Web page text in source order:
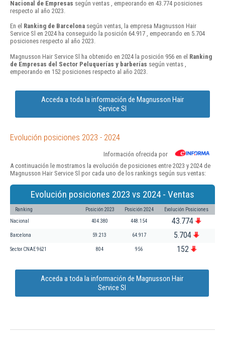
Nacional de Empresas según ventas , empeorando en 43.774 posiciones
respecto al año 2023.
En el Ranking de Barcelona según ventas, la empresa Magnusson Hair
Service Sl en 2024 ha conseguido la posición 64.917 , empeorando en 5.704
posiciones respecto al año 2023.
Magnusson Hair Service Sl ha obtenido en 2024 la posición 956 en el Ranking
de Empresas del Sector Peluquerías y barberías según ventas ,
empeorando en 152 posiciones respecto al año 2023.
Acceda a toda la información de Magnusson Hair
Service Sl
Evolución posiciones 2023 - 2024
Información ofrecida por
A continuación le mostramos la evolución de posiciones entre 2023 y 2024 de
Magnusson Hair Service Sl por cada uno de los rankings según sus ventas:
Evolución posiciones 2023 vs 2024 - Ventas
Ranking Posición 2023 Posición 2024 Evolución Posiciones
Nacional 404.380 448.154 43.774
Barcelona 59.213 64.917 5.704
Sector CNAE 9621 804 956 152
Acceda a toda la información de Magnusson Hair
Service Sl